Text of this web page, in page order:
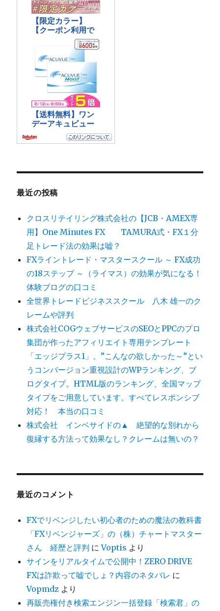
最近の投稿
クロスリテイリング株式会社の【JCB・AMEX専
用】One Minutes FX TAMURA式・FX１分
足トレード法の効果は嘘？
FXライントレード・マスタースクール ～ FX成功
の18ステップ ～（ライマス）の効果が気になる！
体験ブログの口コミ
全世界トレードビジネススクール 八木 雄一のク
レームや評判
株式会社COGウェブサービスのSEOとPPCのプロ
集団が作ったアフィリエイト専用テンプレート
「エッジプラス1」。”こんなの欲しかった～”とい
うコンバージョン重視設計のWPランキング、ブ
ログタイプ。HTML版のランキング、全国マップ
タイプをご用意しています。すべてレスポンシブ
対応！ 本当の口コミ
株式会社 インベサイドの▲ 絶望的な別れから
復縁する方法って効果なし？クレームは無いの？
最近のコメント
FXでリベンジしたい初心者のための魔法の教科書
「FXリベンジャーズ」の（株）チャートマスター
さん 経歴と評判 にVoptis より
サインをリアルタイムで公開中！ZERO DRIVE
FXは詐欺って嘘でしょ？内容のネタバレ に
Vopmdz より
再販売権付き検索エンジン一括登録「検索君」の